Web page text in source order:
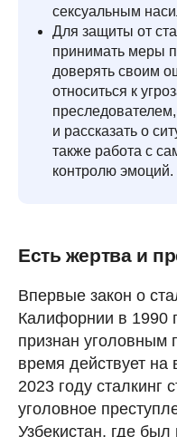
сексуальным
Для защиты от
принимать меры
доверять своим
относиться к
преследователем,
и рассказать о
также работа с
контролю эмоций.
Есть жертва и
Впервые закон о
Калифорнии в 1990
признан уголовным
время действует на
2023 году сталкинг
уголовное
Узбекистан, где